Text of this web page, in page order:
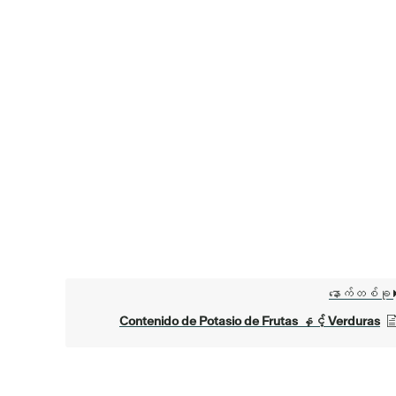
နောက်တစ်ခု
Contenido de Potasio de Frutas နှင့် Verduras